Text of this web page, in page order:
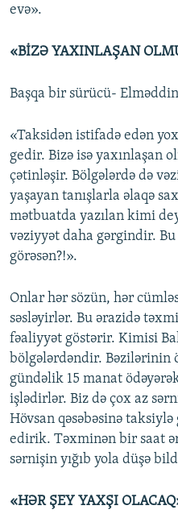
evə».
«BİZƏ YAXINLAŞAN
Başqa bir sürücü-
«Taksidən istifadə edən
gedir. Bizə isə yaxınlaşan
çətinləşir. Bölgələrdə də
yaşayan tanışlarla əlaqə
mətbuatda yazılan kimi
vəziyyət daha gərgindir. Bu
görəsən?!».
Onlar hər sözün, hər
səsləyirlər. Bu ərazidə
fəaliyyət göstərir. Kimisi
bölgələrdəndir. Bəzilərinin
gündəlik 15 manat
işlədirlər. Biz də çox az
Hövsan qəsəbəsinə
edirik. Təxminən bir saat
sərnişin yığıb yola düşə
«HƏR ŞEY YAXŞI